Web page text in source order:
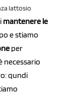
lattosio
mantenere le
e stiamo
per
necessario
qundi